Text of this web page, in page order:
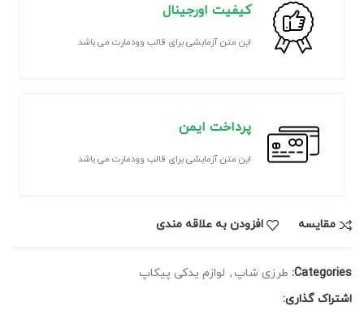
کیفیت اورجینال
این متن آزمایشی برای قالب وودمارت می باشد
پرداخت ایمن
این متن آزمایشی برای قالب وودمارت می باشد
مقايسه افزودن به علاقه مندی
Categories: طرزی شاپ , لوازم یدکی پیکاپ
اشتراک گذاری: